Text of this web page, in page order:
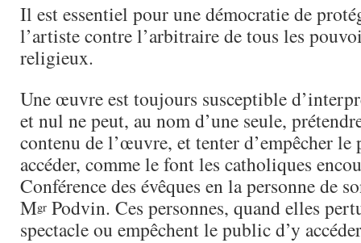
Il est essentiel pour une démocratie de
l’artiste contre l’arbitraire de tous les
religieux.
Une œuvre est toujours susceptible
et nul ne peut, au nom d’une seule,
contenu de l’œuvre, et tenter d’empêcher le
accéder, comme le font les catholiques
Conférence des évêques en la personne de
Mgr Podvin. Ces personnes, quand elles
spectacle ou empêchent le public d’y